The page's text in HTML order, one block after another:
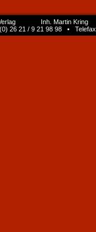
Verlag Inh. Martin Kring
(0) 26 21 / 9 21 98 98 •